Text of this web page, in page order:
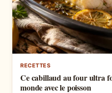
RECETTES
Ce cabillaud au four ultra
monde avec le poisson